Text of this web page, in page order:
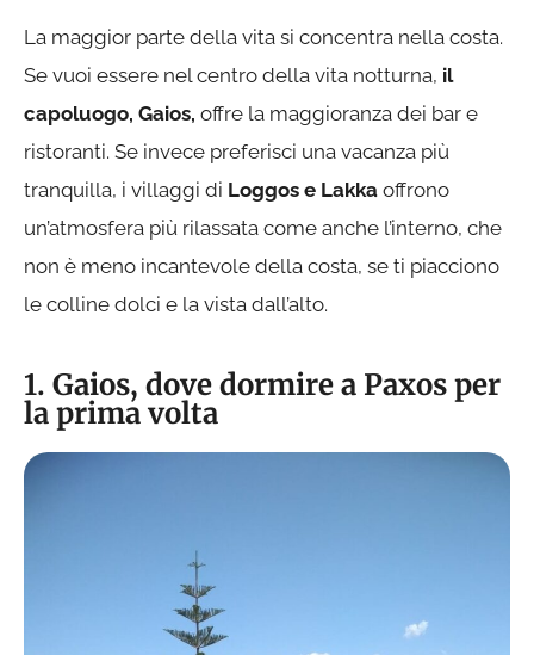
La maggior parte della vita si concentra nella costa.
Se vuoi essere nel centro della vita notturna, il
capoluogo, Gaios, offre la maggioranza dei bar e
ristoranti. Se invece preferisci una vacanza più
tranquilla, i villaggi di Loggos e Lakka offrono
un’atmosfera più rilassata come anche l’interno, che
non è meno incantevole della costa, se ti piacciono
le colline dolci e la vista dall’alto.
1. Gaios, dove dormire a Paxos per
la prima volta